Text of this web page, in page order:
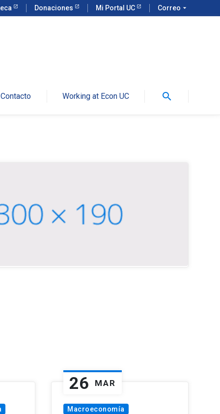
Donaciones Mi Portal UC Correo arrow_drop_down
Contacto Working at Econ UC search
26 MAR
Macroeconomía